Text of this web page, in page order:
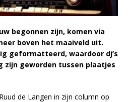
begonnen zijn, komen via
boven het maaiveld uit.
geformatteerd, waardoor dj’s
zijn geworden tussen plaatjes
de Langen in zijn column op